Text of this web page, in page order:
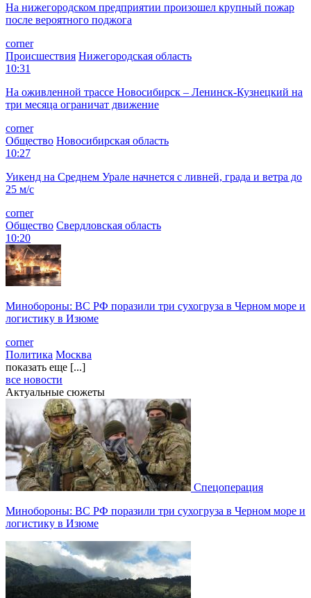
На нижегородском предприятии произошел крупный пожар
после вероятного поджога
corner
Происшествия Нижегородская область
10:31
На оживленной трассе Новосибирск – Ленинск-Кузнецкий на
три месяца ограничат движение
corner
Общество Новосибирская область
10:27
Уикенд на Среднем Урале начнется с ливней, града и ветра до
25 м/с
corner
Общество Свердловская область
10:20
Минобороны: ВС РФ поразили три сухогруза в Черном море и
логистику в Изюме
corner
Политика Москва
показать еще [...]
все новости
Актуальные сюжеты
Спецоперация
Минобороны: ВС РФ поразили три сухогруза в Черном море и
логистику в Изюме